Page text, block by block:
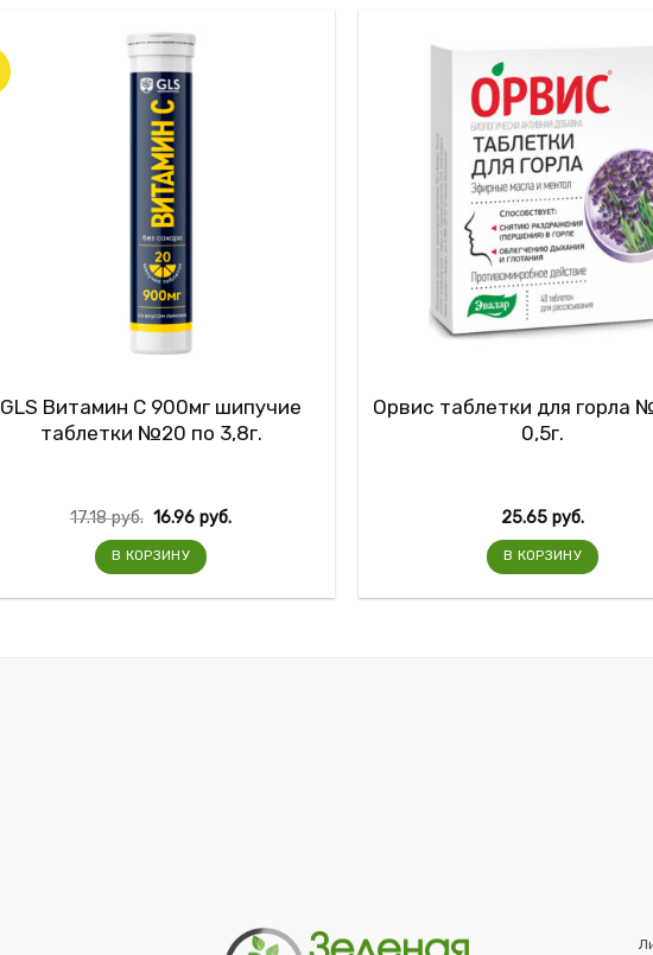
GLS Витамин С 900мг шипучие
таблетки №20 по 3,8г.
17.18руб. 16.96руб.
В КОРЗИНУ
Орвис таблетки для горла
0,5г.
25.65 руб.
В КОРЗИНУ